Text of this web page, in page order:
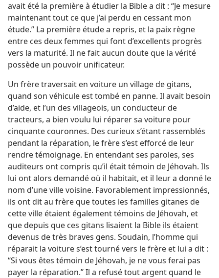
avait été la première à étudier la Bible a dit : “Je mesure
maintenant tout ce que j’ai perdu en cessant mon
étude.” La première étude a repris, et la paix règne
entre ces deux femmes qui font d’excellents progrès
vers la maturité. Il ne fait aucun doute que la vérité
possède un pouvoir unificateur.
Un frère traversait en voiture un village de gitans,
quand son véhicule est tombé en panne. Il avait besoin
d’aide, et l’un des villageois, un conducteur de
tracteurs, a bien voulu lui réparer sa voiture pour
cinquante couronnes. Des curieux s’étant rassemblés
pendant la réparation, le frère s’est efforcé de leur
rendre témoignage. En entendant ses paroles, ses
auditeurs ont compris qu’il était témoin de Jéhovah. Ils
lui ont alors demandé où il habitait, et il leur a donné le
nom d’une ville voisine. Favorablement impressionnés,
ils ont dit au frère que toutes les familles gitanes de
cette ville étaient également témoins de Jéhovah, et
que depuis que ces gitans lisaient la Bible ils étaient
devenus de très braves gens. Soudain, l’homme qui
réparait la voiture s’est tourné vers le frère et lui a dit :
“Si vous êtes témoin de Jéhovah, je ne vous ferai pas
payer la réparation.” Il a refusé tout argent quand le